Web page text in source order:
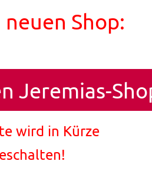
Shop:
Jeremias-
wird in Kürze